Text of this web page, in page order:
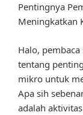
Pentingnya
Meningkatkan
Halo,
tentang
mikro untuk
Apa sih
adalah